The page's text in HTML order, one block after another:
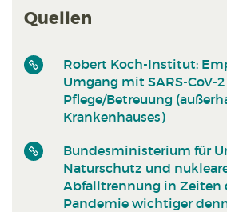
Quellen
Robert Koch-Institut:
Umgang mit SARS-CoV-
Pflege/Betreuung
Krankenhauses)
Bundesministerium für
Naturschutz und
Abfalltrennung in Zeiten
Pandemie wichtiger